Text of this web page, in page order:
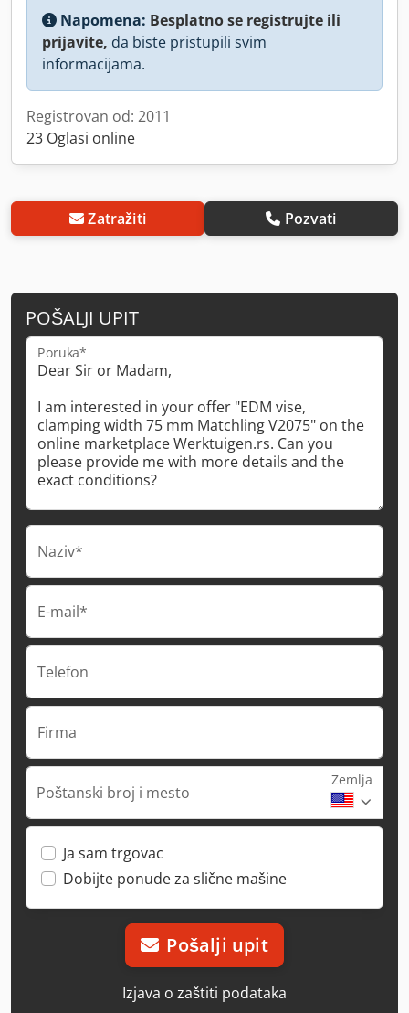
Napomena: Besplatno se registrujte ili
prijavite, da biste pristupili svim
informacijama.
Registrovan od: 2011
23 Oglasi online
Zatražiti Pozvati
POŠALJI UPIT
Poruka*
Naziv*
E-mail*
Telefon
Firma
Poštanski broj i mesto
Zemlja
Ja sam trgovac
Dobijte ponude za slične mašine
Pošalji upit
Izjava o zaštiti podataka